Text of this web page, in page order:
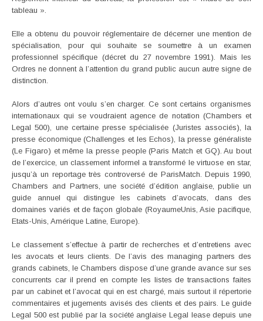
tableau ».
Elle a obtenu du pouvoir réglementaire de décerner une mention de
spécialisation, pour qui souhaite se soumettre à un examen
professionnel spécifique (décret du 27 novembre 1991). Mais les
Ordres ne donnent à l’attention du grand public aucun autre signe de
distinction.
Alors d’autres ont voulu s’en charger. Ce sont certains organismes
internationaux qui se voudraient agence de notation (Chambers et
Legal 500), une certaine presse spécialisée (Juristes associés), la
presse économique (Challenges et les Echos), la presse généraliste
(Le Figaro) et même la presse people (Paris Match et GQ). Au bout
de l’exercice, un classement informel a transformé le virtuose en star,
jusqu’à un reportage très controversé de ParisMatch. Depuis 1990,
Chambers and Partners, une société d’édition anglaise, publie un
guide annuel qui distingue les cabinets d’avocats, dans des
domaines variés et de façon globale (RoyaumeUnis, Asie pacifique,
Etats-Unis, Amérique Latine, Europe).
Le classement s’effectue à partir de recherches et d’entretiens avec
les avocats et leurs clients. De l’avis des managing partners des
grands cabinets, le Chambers dispose d’une grande avance sur ses
concurrents car il prend en compte les listes de transactions faites
par un cabinet et l’avocat qui en est chargé, mais surtout il répertorie
commentaires et jugements avisés des clients et des pairs. Le guide
Legal 500 est publié par la société anglaise Legal lease depuis une